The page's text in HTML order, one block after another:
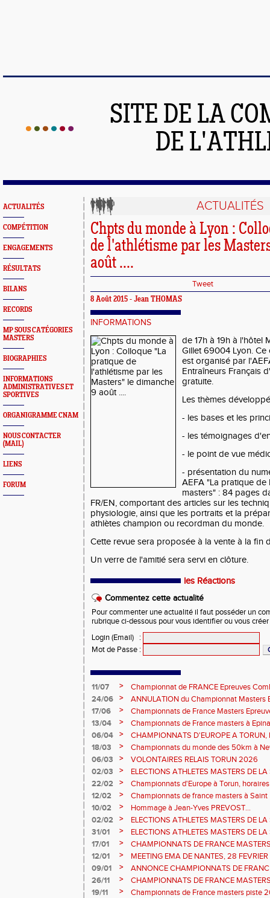
SITE DE LA
DE
ACTUALITÉS
COMPÉTITION
ENGAGEMENTS
RÉSULTATS
BILANS
RECORDS
MP SOUS CATÉGORIES
MASTERS
BIOGRAPHIES
INFORMATIONS
ADMINISTRATIVES ET
SPORTIVES
ORGANIGRAMME CNAM
NOUS CONTACTER
(MAIL)
LIENS
FORUM
ACTUALITÉS
Chpts du monde à Lyon :
de l'athlétisme par les
août ....
Tweet
8 Août 2015 - Jean THOMAS
INFORMATIONS
de 17h à 19h à l'hôtel
Gillet 69004 Lyon. Ce
est organisé par
Entraîneurs Français
gratuite.
Les thèmes
- les bases et les
- les témoignages
- le point de vue
- présentation du
AEFA "La pratique de
masters" : 84 pages
FR/EN, comportant des articles sur les
physiologie, ainsi que les portraits et la
athlètes champion ou recordman du monde.
Cette revue sera proposée à la vente à la fin
Un verre de l'amitié sera servi en clôture.
les Réactions
Commentez cette actualité
Pour commenter une actualité il faut posséder un
rubrique ci-dessous pour vous identifier ou vous
Login (Email)
:
Mot de Passe :
11/07 >
Championnat de FRANCE Epreuves
et Marche CHATEAUROUX
24/06 >
ANNULATION du Championnat Masters
Châteauroux les 27-28 juin
17/06 >
Championnats de France Masters
fond long
13/04 >
Championnats de France masters à
prévisionnels, montée de barres et
06/04 >
CHAMPIONNATS D'EUROPE A
18/03
>
Championnats du monde des 50km à
Sébastien DOUMENC.
06/03 >
VOLONTAIRES RELAIS TORUN 2026
02/03
>
ELECTIONS ATHLETES MASTERS DE
2ème vote : athlètes hommes.
22/02 >
Championnats d'Europe à Torun,
informations...
12/02 >
Championnats de france masters à Saint
février 2026.
10/02 >
Hommage à Jean-Yves PREVOST...
02/02
>
ELECTIONS ATHLETES MASTERS DE
vote : athlètes femmes.
31/01 >
ELECTIONS ATHLETES MASTERS DE
17/01
>
CHAMPIONNATS DE FRANCE
informations sur les inscriptions et report
12/01 >
MEETING EMA DE NANTES, 28
09/01
>
ANNONCE CHAMPIONNATS DE
ÉPREUVES COMBINÉES ET ÉPREUVES
26/11 >
CHAMPIONNATS DE FRANCE
2026, site de l'organisation.
19/11 >
Championnats de France masters piste